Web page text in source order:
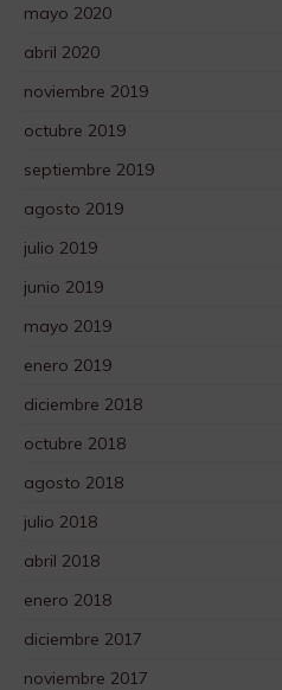
mayo 2020
abril 2020
noviembre 2019
octubre 2019
septiembre 2019
agosto 2019
julio 2019
junio 2019
mayo 2019
enero 2019
diciembre 2018
octubre 2018
agosto 2018
julio 2018
abril 2018
enero 2018
diciembre 2017
noviembre 2017